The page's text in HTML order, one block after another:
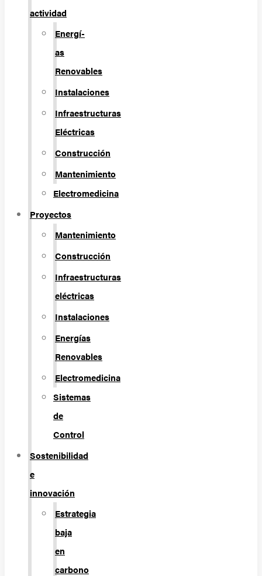
actividad
Energí­
as
Renovables
Instalaciones
Infraestructuras
Eléctricas
Construcción
Mantenimiento
Electromedicina
Proyectos
Mantenimiento
Construcción
Infraestructuras
eléctricas
Instalaciones
Energías
Renovables
Electromedicina
Sistemas
de
Control
Sostenibilidad
e
innovación
Estrategia
baja
en
carbono